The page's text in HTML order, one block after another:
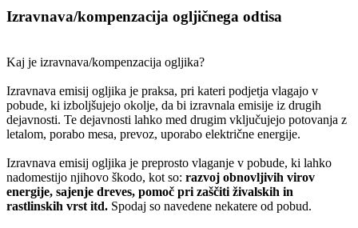
Izravnava/kompenzacija ogljičnega odtisa
Kaj je izravnava/kompenzacija ogljika?
Izravnava emisij ogljika je praksa, pri kateri podjetja vlagajo v
pobude, ki izboljšujejo okolje, da bi izravnala emisije iz drugih
dejavnosti. Te dejavnosti lahko med drugim vključujejo potovanja z
letalom, porabo mesa, prevoz, uporabo električne energije.
Izravnava emisij ogljika je preprosto vlaganje v pobude, ki lahko
nadomestijo njihovo škodo, kot so: razvoj obnovljivih virov
energije, sajenje dreves, pomoč pri zaščiti živalskih in
rastlinskih vrst itd. Spodaj so navedene nekatere od pobud.